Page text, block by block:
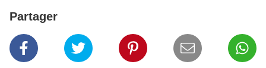
Partager